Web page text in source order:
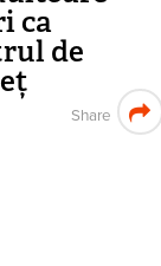
ca
de
Share